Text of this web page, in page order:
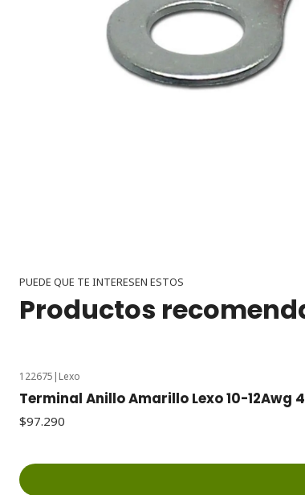
PUEDE QUE TE INTERESEN ESTOS
Productos
122675 | Lexo
Terminal Anillo Amarillo Lexo 10-12Awg
$97.290